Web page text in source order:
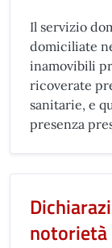
Il servizio
domiciliate
inamovibili
ricoverate
sanitarie, e
presenza
notorietà